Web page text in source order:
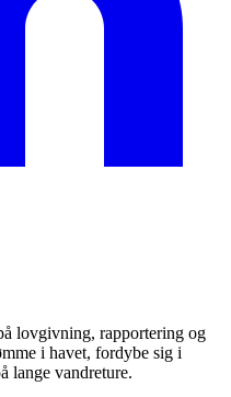
lovgivning, rapportering og
i havet, fordybe sig i
lange vandreture.